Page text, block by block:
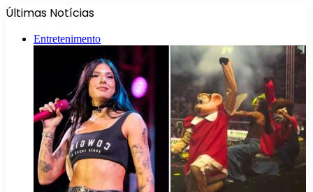
Últimas Notícias
Entretenimento